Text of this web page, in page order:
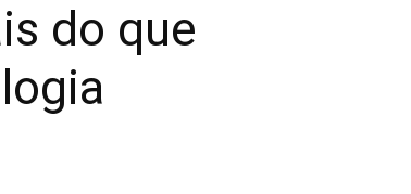
do que